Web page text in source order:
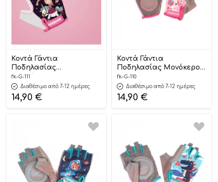
Κοντά Γάντια
Ποδηλασίας
Πριγκίπισσα G-111 – Fiko
fk-G-111
Διαθέσιμο από 7-12 ημέρες
14,90 €
Κοντά Γάντια
Ποδηλασίας Μονόκερος
G-110 – Fiko
fk-G-110
Διαθέσιμο από 7-12 ημέρες
14,90 €